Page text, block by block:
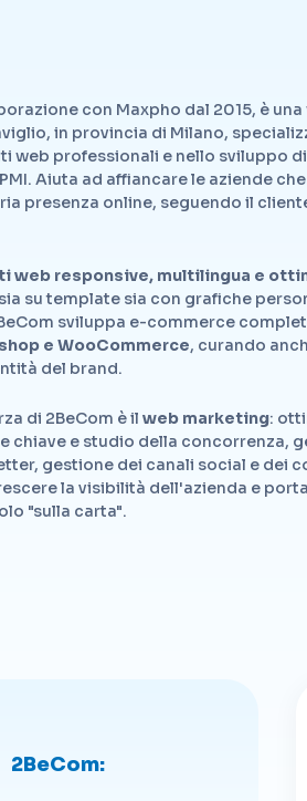
con Maxpho dal 2015, è
in provincia di Milano,
web professionali e nello sviluppo
Aiuta ad affiancare le aziende
presenza online, seguendo il
web responsive, multilingua e
su template sia con grafiche
sviluppa e-commerce
e WooCommerce, curando
del brand.
di 2BeCom è il web marketing:
chiave e studio della concorrenza,
gestione dei canali social e dei
la visibilità dell'azienda e
"sulla carta".
2BeCom: